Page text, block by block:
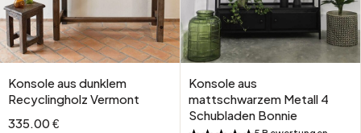
Konsole aus dunklem
Recyclingholz Vermont
335.00 €
Konsole aus
mattschwarzem Metall 4
Schubladen Bonnie